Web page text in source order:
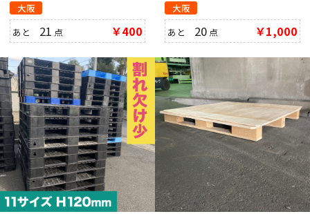
大阪
あと 21 点 ￥400
大阪
あと 20 点 ￥1,000